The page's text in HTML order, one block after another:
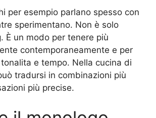
per esempio parlano spesso con
sperimentano. Non è solo
È un modo per tenere più
contemporaneamente e per
e tempo. Nella cucina di
tradursi in combinazioni più
più precise.